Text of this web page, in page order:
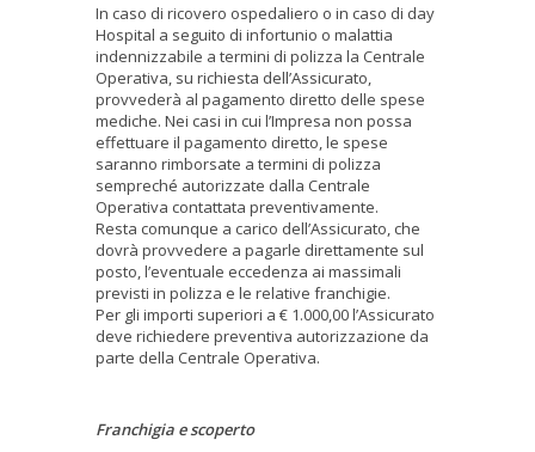
In caso di ricovero ospedaliero o in caso di day
Hospital a seguito di infortunio o malattia
indennizzabile a termini di polizza la Centrale
Operativa, su richiesta dell’Assicurato,
provvederà al pagamento diretto delle spese
mediche. Nei casi in cui l’Impresa non possa
effettuare il pagamento diretto, le spese
saranno rimborsate a termini di polizza
sempreché autorizzate dalla Centrale
Operativa contattata preventivamente.
Resta comunque a carico dell’Assicurato, che
dovrà provvedere a pagarle direttamente sul
posto, l’eventuale eccedenza ai massimali
previsti in polizza e le relative franchigie.
Per gli importi superiori a € 1.000,00 l’Assicurato
deve richiedere preventiva autorizzazione da
parte della Centrale Operativa.
Franchigia e scoperto